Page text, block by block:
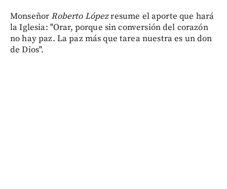
MonseñorRoberto Lópezresume el aporte que hará
la Iglesia: "Orar, porque sin conversión del corazón
no hay paz. La paz más que tarea nuestra es un don
de Dios".